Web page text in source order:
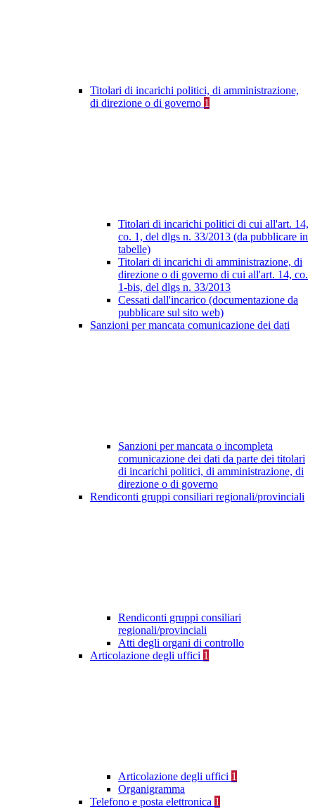
Titolari di incarichi politici, di amministrazione,
di direzione o di governo 1
Titolari di incarichi politici di cui all'art. 14,
co. 1, del dlgs n. 33/2013 (da pubblicare in
tabelle)
Titolari di incarichi di amministrazione, di
direzione o di governo di cui all'art. 14, co.
1-bis, del dlgs n. 33/2013
Cessati dall'incarico (documentazione da
pubblicare sul sito web)
Sanzioni per mancata comunicazione dei dati
Sanzioni per mancata o incompleta
comunicazione dei dati da parte dei titolari
di incarichi politici, di amministrazione, di
direzione o di governo
Rendiconti gruppi consiliari regionali/provinciali
Rendiconti gruppi consiliari
regionali/provinciali
Atti degli organi di controllo
Articolazione degli uffici 1
Articolazione degli uffici 1
Organigramma
Telefono e posta elettronica 1